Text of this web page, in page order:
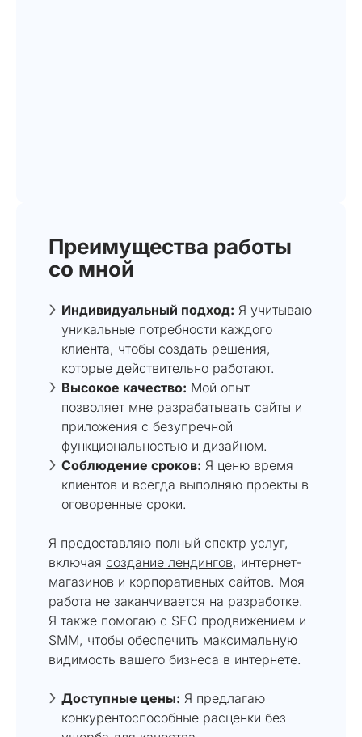
Преимущества работы
со мной
Индивидуальный подход: Я учитываю
уникальные потребности каждого
клиента, чтобы создать решения,
которые действительно работают.
Высокое качество: Мой опыт
позволяет мне разрабатывать сайты и
приложения с безупречной
функциональностью и дизайном.
Соблюдение сроков: Я ценю время
клиентов и всегда выполняю проекты в
оговоренные сроки.
Я предоставляю полный спектр услуг,
включая создание лендингов, интернет-
магазинов и корпоративных сайтов. Моя
работа не заканчивается на разработке.
Я также помогаю с SEO продвижением и
SMM, чтобы обеспечить максимальную
видимость вашего бизнеса в интернете.
Доступные цены: Я предлагаю
конкурентоспособные расценки без